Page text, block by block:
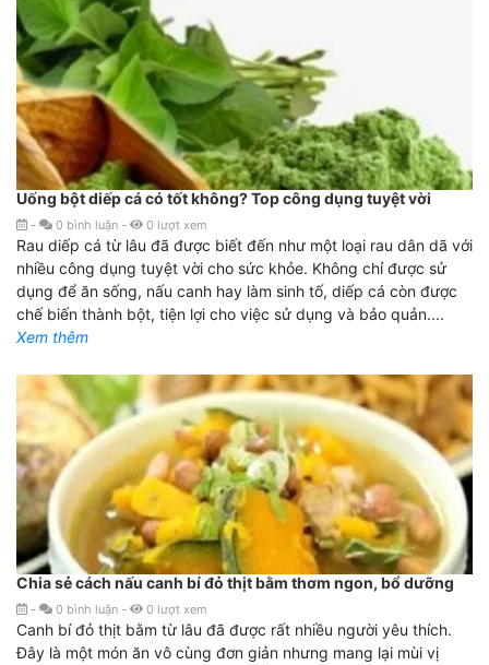
Uống bột diếp cá có tốt không? Top công dụng tuyệt vời
- 0 bình luận - 0 lượt xem
Rau diếp cá từ lâu đã được biết đến như một loại rau dân dã với
nhiều công dụng tuyệt vời cho sức khỏe. Không chỉ được sử
dụng để ăn sống, nấu canh hay làm sinh tố, diếp cá còn được
chế biến thành bột, tiện lợi cho việc sử dụng và bảo quản....
Xem thêm
Chia sẻ cách nấu canh bí đỏ thịt bằm thơm ngon, bổ dưỡng
- 0 bình luận - 0 lượt xem
Canh bí đỏ thịt bằm từ lâu đã được rất nhiều người yêu thích.
Đây là một món ăn vô cùng đơn giản nhưng mang lại mùi vị